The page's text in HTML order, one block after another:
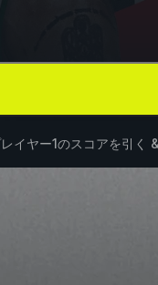
イヤー1のスコアを引く